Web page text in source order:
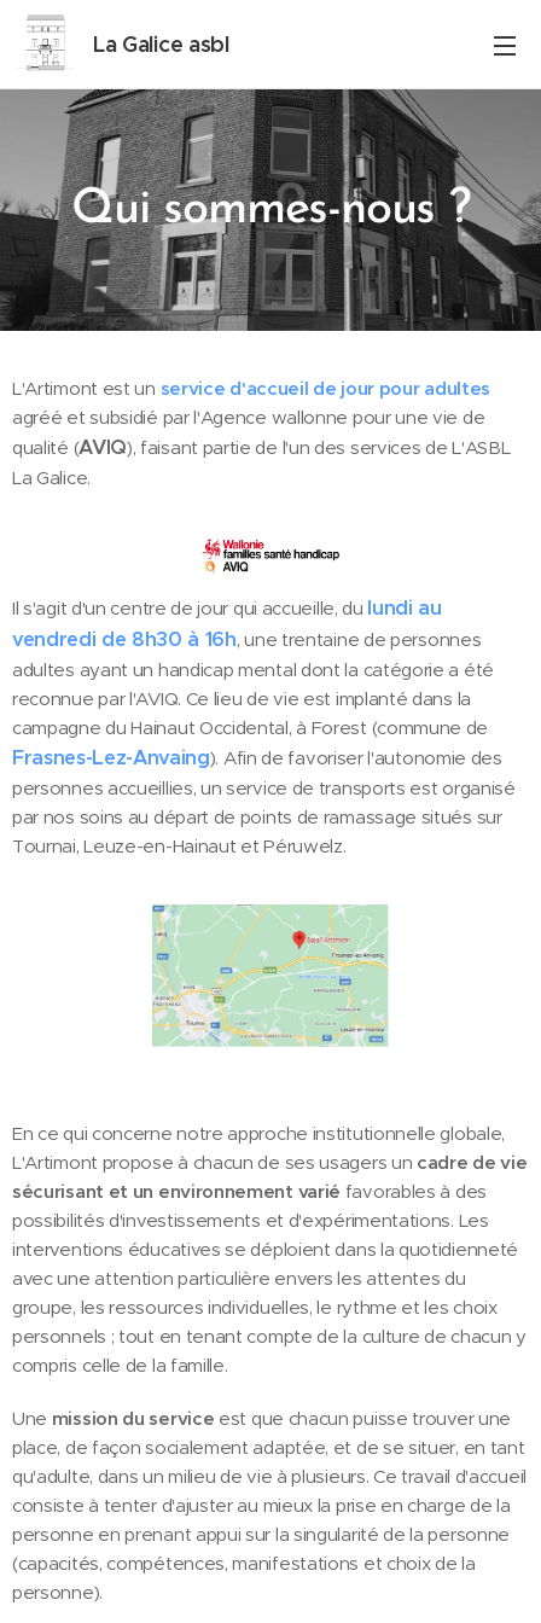
La Galice asbl
Qui sommes-nous ?
L'Artimont est un service d'accueil de jour pour adultes
agréé et subsidié par l'Agence wallonne pour une vie de
qualité (AVIQ), faisant partie de l'un des services de L'ASBL
La Galice.
Il s'agit d'un centre de jour qui accueille, du lundi au
vendredi de 8h30 à 16h, une trentaine de personnes
adultes ayant un handicap mental dont la catégorie a été
reconnue par l'AVIQ. Ce lieu de vie est implanté dans la
campagne du Hainaut Occidental, à Forest (commune de
Frasnes-Lez-Anvaing). Afin de favoriser l'autonomie des
personnes accueillies, un service de transports est organisé
par nos soins au départ de points de ramassage situés sur
Tournai, Leuze-en-Hainaut et Péruwelz.
En ce qui concerne notre approche institutionnelle globale,
L'Artimont propose à chacun de ses usagers un cadre de vie
sécurisant et un environnement varié favorables à des
possibilités d'investissements et d'expérimentations. Les
interventions éducatives se déploient dans la quotidienneté
avec une attention particulière envers les attentes du
groupe, les ressources individuelles, le rythme et les choix
personnels ; tout en tenant compte de la culture de chacun y
compris celle de la famille.
Une mission du service est que chacun puisse trouver une
place, de façon socialement adaptée, et de se situer, en tant
qu'adulte, dans un milieu de vie à plusieurs. Ce travail d'accueil
consiste à tenter d'ajuster au mieux la prise en charge de la
personne en prenant appui sur la singularité de la personne
(capacités, compétences, manifestations et choix de la
personne).